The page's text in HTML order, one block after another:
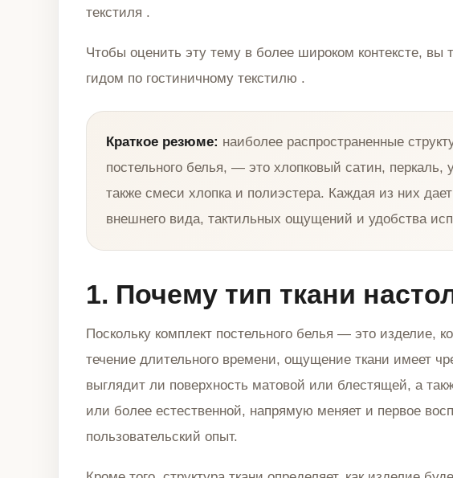
текстиля .
Чтобы оценить эту тему в более широком контексте, вы
гидом по гостиничному текстилю .
Краткое резюме: наиболее распространенные
постельного белья, — это хлопковый сатин,
также смеси хлопка и полиэстера. Каждая из них
внешнего вида, тактильных ощущений и удобства
1. Почему тип ткани
Поскольку комплект постельного белья — это изделие,
течение длительного времени, ощущение ткани имеет
выглядит ли поверхность матовой или блестящей, а
или более естественной, напрямую меняет и первое
пользовательский опыт.